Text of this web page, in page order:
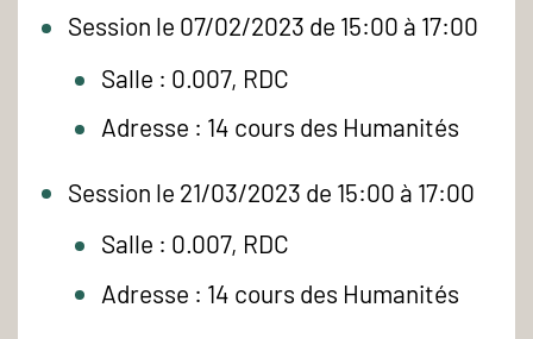
Session le 07/02/2023 de 15:00 à 17:00
Salle : 0.007, RDC
Adresse : 14 cours des Humanités
Session le 21/03/2023 de 15:00 à 17:00
Salle : 0.007, RDC
Adresse : 14 cours des Humanités